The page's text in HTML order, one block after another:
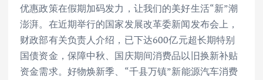
优惠政策在假期加码发力，让我们的美好生活“新”潮
澎湃。在近期举行的国家发展改革委新闻发布会上，
财政部有关负责人介绍，已下达600亿元超长期特别
国债资金，保障中秋、国庆期间消费品以旧换新补贴
资金需求。好物焕新季、“千县万镇”新能源汽车消费